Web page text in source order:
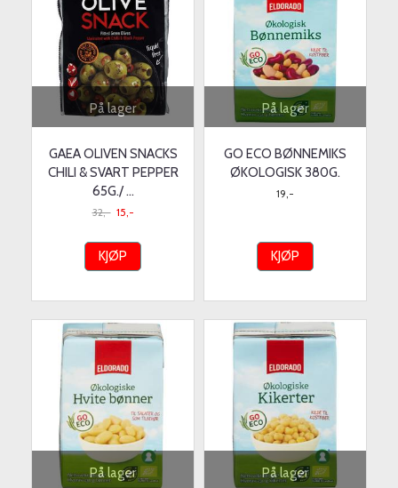
På lager
GAEA OLIVEN SNACKS
CHILI & SVART PEPPER
65G./ ...
32,- 15,-
KJØP
På lager
GO ECO BØNNEMIKS
ØKOLOGISK 380G.
19,-
KJØP
På lager På lager